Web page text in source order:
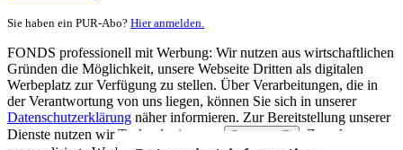
Sie haben ein PUR-Abo? Hier anmelden.
FONDS professionell mit Werbung: Wir nutzen aus wirtschaftlichen
Gründen die Möglichkeit, unsere Webseite Dritten als digitalen
Werbeplatz zur Verfügung zu stellen. Über Verarbeitungen, die in
der Verantwortung von uns liegen, können Sie sich in unserer
Datenschutzerklärung näher informieren. Zur Bereitstellung unserer
Dienste nutzen wir Technologien von
Partnern (5)
. Zwecke: